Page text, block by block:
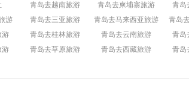
青岛去越南旅游 青岛去柬埔寨旅游 青岛
游 青岛去三亚旅游 青岛去马来西亚旅游 青岛
游 青岛去桂林旅游 青岛去云南旅游 青岛
游 青岛去草原旅游 青岛去西藏旅游 青岛